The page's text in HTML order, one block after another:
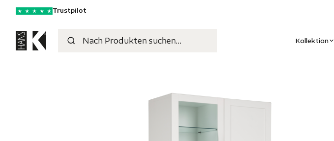
★ ★ ★ ★ ★ Trustpilot
Kollektion